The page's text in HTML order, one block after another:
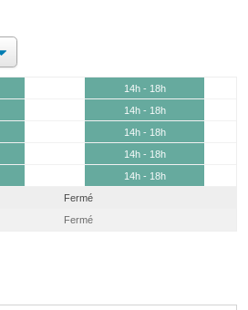
14h - 18h
14h - 18h
14h - 18h
14h - 18h
14h - 18h
Fermé
Fermé